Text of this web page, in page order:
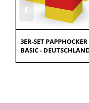
‹
3ER-SET PAPPHOCKER
BASIC -